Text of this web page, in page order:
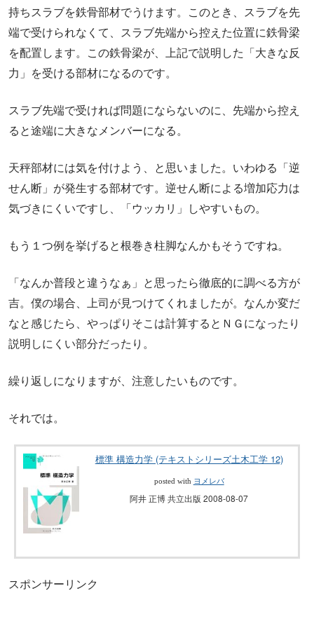
持ちスラブを鉄骨部材でうけます。このとき、スラブを先
端で受けられなくて、スラブ先端から控えた位置に鉄骨梁
を配置します。この鉄骨梁が、上記で説明した「大きな反
力」を受ける部材になるのです。
スラブ先端で受ければ問題にならないのに、先端から控え
ると途端に大きなメンバーになる。
天秤部材には気を付けよう、と思いました。いわゆる「逆
せん断」が発生する部材です。逆せん断による増加応力は
気づきにくいですし、「ウッカリ」しやすいもの。
もう１つ例を挙げると根巻き柱脚なんかもそうですね。
「なんか普段と違うなぁ」と思ったら徹底的に調べる方が
吉。僕の場合、上司が見つけてくれましたが。なんか変だ
なと感じたら、やっぱりそこは計算するとＮＧになったり
説明しにくい部分だったり。
繰り返しになりますが、注意したいものです。
それでは。
標準 構造力学 (テキストシリーズ土木工学 12)
posted with ヨメレバ
阿井 正博 共立出版 2008-08-07
スポンサーリンク